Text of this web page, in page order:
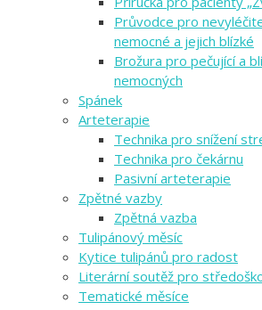
Průvodce pro
nemocné a jejich blízké
Brožura pro pečující a
nemocných
Spánek
Arteterapie
Technika pro snížení
Technika pro čekárnu
Pasivní arteterapie
Zpětné vazby
Zpětná vazba
Tulipánový měsíc
Kytice tulipánů pro radost
Literární soutěž pro
Tematické měsíce